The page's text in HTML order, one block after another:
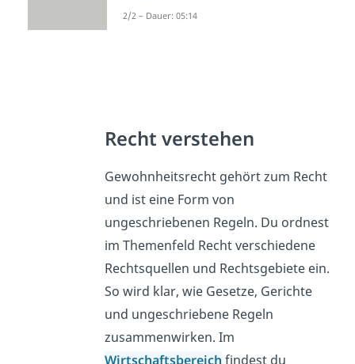
Recht verstehen
Gewohnheitsrecht gehört zum Recht
und ist eine Form von
ungeschriebenen Regeln. Du ordnest
im Themenfeld Recht verschiedene
Rechtsquellen und Rechtsgebiete ein.
So wird klar, wie Gesetze, Gerichte
und ungeschriebene Regeln
zusammenwirken. Im
Wirtschaftsbereich findest du
2/2 – Dauer: 05:14